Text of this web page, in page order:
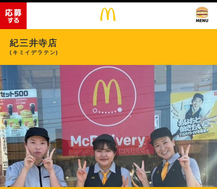
紀三井寺店
(キミイデラテン)